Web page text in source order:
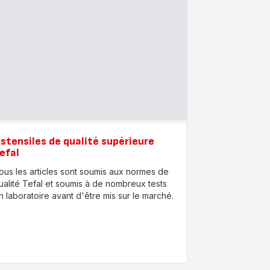
de qualité supérieure
les articles sont soumis aux normes de
Tefal et soumis à de nombreux tests
laboratoire avant d'être mis sur le marché.